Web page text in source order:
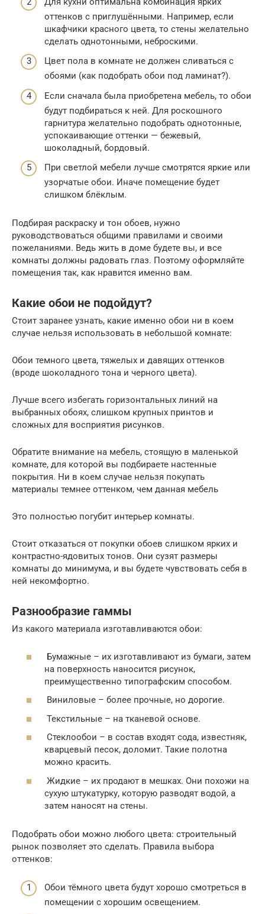
оттенков с приглушёнными. Например, если
шкафчики красного цвета, то стены желательно
сделать однотонными, неброскими.
Цвет пола в комнате не должен сливаться с
обоями (как подобрать обои под ламинат?).
Если сначала была приобретена мебель, то обои
будут подбираться к ней. Для роскошного
гарнитура желательно подобрать однотонные,
успокаивающие оттенки — бежевый,
шоколадный, бордовый.
При светлой мебели лучше смотрятся яркие или
узорчатые обои. Иначе помещение будет
слишком блёклым.
Подбирая раскраску и тон обоев, нужно
руководствоваться общими правилами и своими
пожеланиями. Ведь жить в доме будете вы, и все
комнаты должны радовать глаз. Поэтому оформляйте
помещения так, как нравится именно вам.
Какие обои не подойдут?
Стоит заранее узнать, какие именно обои ни в коем
случае нельзя использовать в небольшой комнате:
Обои темного цвета, тяжелых и давящих оттенков
(вроде шоколадного тона и черного цвета).
Лучше всего избегать горизонтальных линий на
выбранных обоях, слишком крупных принтов и
сложных для восприятия рисунков.
Обратите внимание на мебель, стоящую в маленькой
комнате, для которой вы подбираете настенные
покрытия. Ни в коем случае нельзя покупать
материалы темнее оттенком, чем данная мебель
Это полностью погубит интерьер комнаты.
Стоит отказаться от покупки обоев слишком ярких и
контрастно-ядовитых тонов. Они сузят размеры
комнаты до минимума, и вы будете чувствовать себя в
ней некомфортно.
Разнообразие гаммы
Из какого материала изготавливаются обои:
Бумажные – их изготавливают из бумаги, затем
на поверхность наносится рисунок,
преимущественно типографским способом.
Виниловые – более прочные, но дорогие.
Текстильные – на тканевой основе.
Стеклообои – в состав входят сода, известняк,
кварцевый песок, доломит. Такие полотна
можно красить.
Жидкие – их продают в мешках. Они похожи на
сухую штукатурку, которую разводят водой, а
затем наносят на стены.
Подобрать обои можно любого цвета: строительный
рынок позволяет это сделать. Правила выбора
оттенков:
Обои тёмного цвета будут хорошо смотреться в
помещении с хорошим освещением.